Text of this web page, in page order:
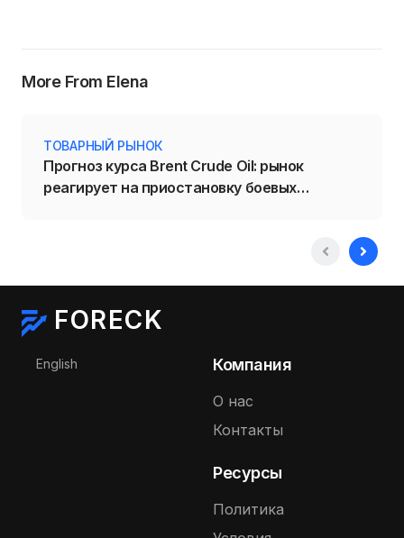
More From Elena
ТОВАРНЫЙ РЫНОК
Прогноз курса Brent Crude Oil: рынок
реагирует на приостановку боевых
FORECK
Выберите язык
English Компания
О нас
Контакты
Ресурсы
Политика